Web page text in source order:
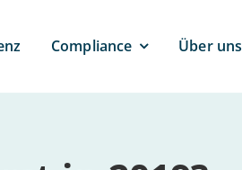
Com­pli­ance Über uns